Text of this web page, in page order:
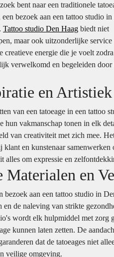
bent naar een traditionele
bezoek aan een tattoo studio in
Tattoo studio Den Haag biedt niet
maar ook uitzonderlijke service
creatieve energie die je voelt
verwelkomd en begeleiden
en
van een tatoeage in een
hun vakmanschap tonen in elk
van creativiteit met zich mee.
en kunstenaar
alles om expressie en
Materialen en
bezoek aan een tattoo studio in
de naleving van strikte
wordt elk hulpmiddel met zorg
kunnen laten zetten. De
dat de tatoeages niet
veilige omgeving.